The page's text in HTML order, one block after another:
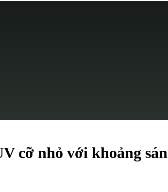
cỡ nhỏ với khoảng